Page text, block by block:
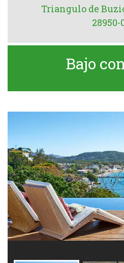
Triangulo de
28950-
Bajo